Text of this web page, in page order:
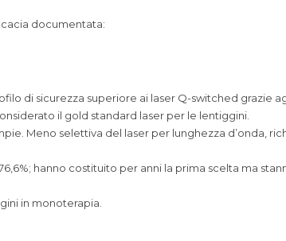
documentata:
di sicurezza superiore ai laser Q-switched grazie
il gold standard laser per le lentiggini.
Meno selettiva del laser per lunghezza d’onda,
hanno costituito per anni la prima scelta ma
in monoterapia.